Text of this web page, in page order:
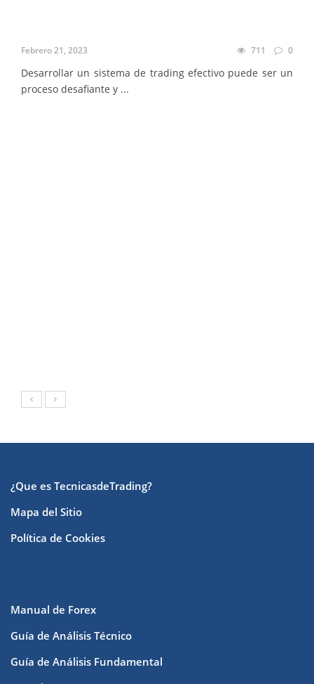
Febrero 21, 2023 711 0
Desarrollar un sistema de trading efectivo puede ser un
proceso desafiante y ...
¿Que es TecnicasdeTrading?
Mapa del Sitio
Política de Cookies
Manual de Forex
Guía de Análisis Técnico
Guía de Análisis Fundamental